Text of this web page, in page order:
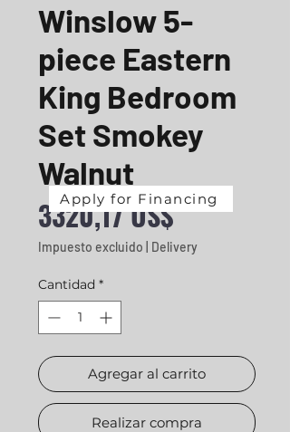
Winslow 5-
piece Eastern
King Bedroom
Set Smokey
Walnut
3320,17 US$Precio
Impuesto excluido Delivery
Cantidad *
Agregar al carrito
Realizar compra
Apply for Financing